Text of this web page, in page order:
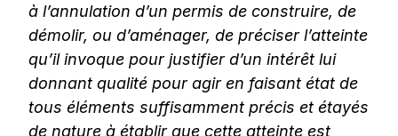
à l’annulation d’un permis de construire, de
démolir, ou d’aménager, de préciser l’atteinte
qu’il invoque pour justifier d’un intérêt lui
donnant qualité pour agir en faisant état de
tous éléments suffisamment précis et étayés
de nature à établir que cette atteinte est